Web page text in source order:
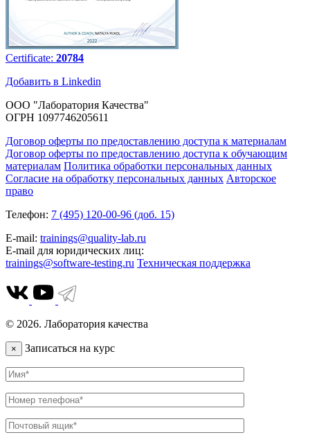
Certificate: 20784
Добавить в Linkedin
ООО "Лаборатория Качества"
ОГРН 1097746205611
Договор оферты по предоставлению доступа к материалам
Договор оферты по предоставлению доступа к обучающим
материалам Политика обработки персональных данных
Согласие на обработку персональных данных Авторское
право
Телефон: 7 (495) 120-00-96 (доб. 15)
E-mail: trainings@quality-lab.ru
E-mail для юридических лиц:
trainings@software-testing.ru Техническая поддержка
© 2026. Лаборатория качества
× Записаться на курс